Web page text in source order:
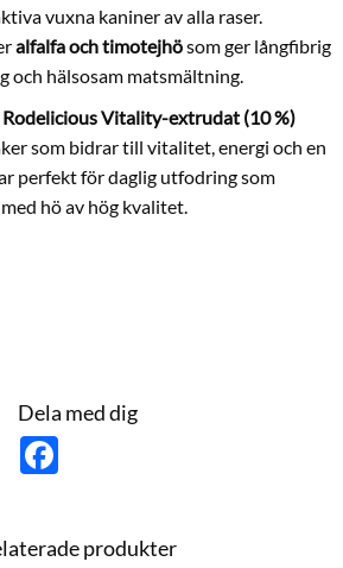
vuxna kaniner av alla raser.
alfalfa och timotejhösom ger långfibrig
och hälsosam matsmältning.
Rodelicious Vitality-extrudat (10 %)
som bidrar till vitalitet, energi och en
perfekt för daglig utfodring som
hö av hög kvalitet.
(10 %), solrosfrömjöl, vetekli,
(2,6 %), sojabönsskal,
majs, puffad majs, torkad
morot (2 %), majs, sojamjöl,
(0,2 %), extruderat korn,
Dela med dig
F
o
o
produkter